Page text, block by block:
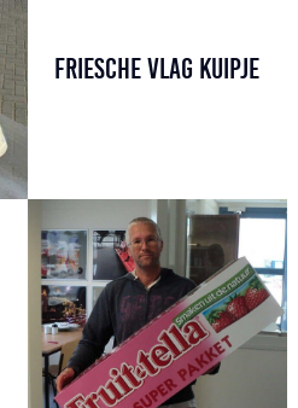
FRIESCHE VLAG KUIPJE